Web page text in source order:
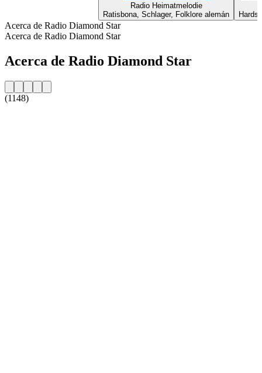
Radio Heimatmelodie
Ratisbona, Schlager, Folklore alemán
Acerca de Radio Diamond Star
Acerca de Radio Diamond Star
Acerca de Radio Diamond Star
(1148)